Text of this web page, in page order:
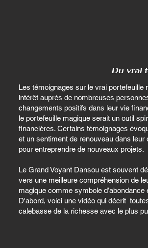
Du vrai
Les témoignages sur le vrai portefeuille
intérêt auprès de nombreuses
changements positifs dans leur vie
le portefeuille magique serait un outil
financières. Certains témoignages
et un sentiment de renouveau dans leur
pour entreprendre de nouveaux projets.
Le Grand Voyant Dansou est souvent
vers une meilleure compréhension de
magique comme symbole
D'abord, voici une vidéo qui décrit
calebasse de la richesse avec le plus